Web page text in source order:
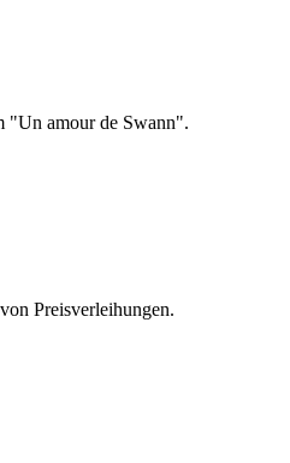
"Un amour de Swann".
Preisverleihungen.